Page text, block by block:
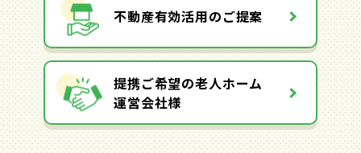
不動産有効活用のご提案
提携ご希望の老人ホーム
運営会社様